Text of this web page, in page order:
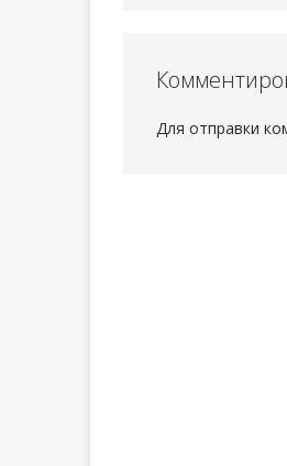
Для отправки